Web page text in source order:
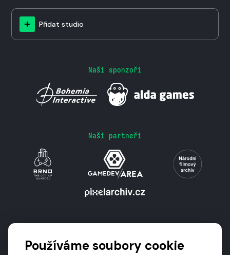
Přidat studio
Naši sponzoři
Naši partneři
Používáme soubory cookie